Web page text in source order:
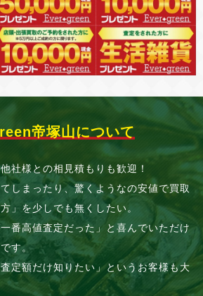
帝塚山について
社様との相見積もりも歓迎！
しまったり、驚くようなの安値で買取
」を少しでも無くしたい。
番高値査定だった」と喜んでいただけ
す。
定額だけ知りたい」というお客様も大